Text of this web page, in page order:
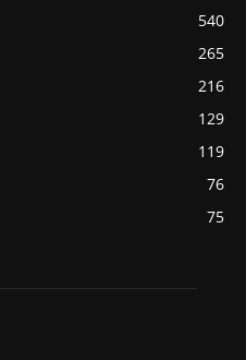
540
265
216
129
119
76
75